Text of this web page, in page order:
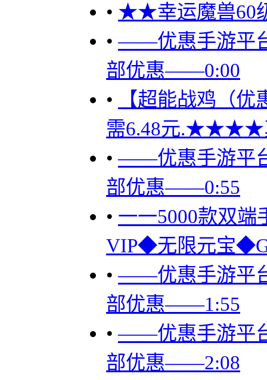
• ★★幸运魔兽60
•——优惠手游平
部优惠——0:00
•
【超能战鸡（
需6.48元
•——优惠手游平
部优惠——0:55
• 一一5000款双
VIP◆无限元宝
•——优惠手游平
部优惠——1:55
•——优惠手游平
部优惠——2:08